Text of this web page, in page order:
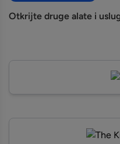
Otkrijte druge alate i